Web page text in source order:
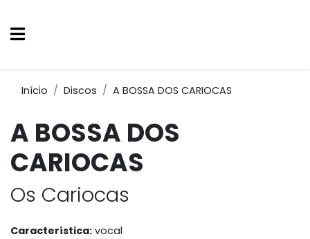
Início Discos A BOSSA DOS CARIOCAS
A BOSSA DOS
CARIOCAS
Os Cariocas
Característica: vocal